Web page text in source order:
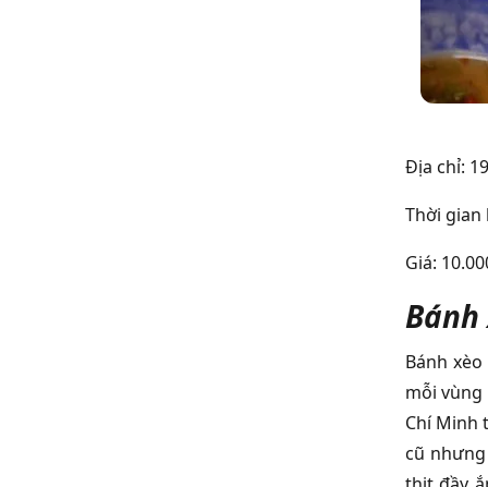
Địa chỉ:
Thời gian
Giá:
Bánh
Bánh
mỗi
Chí Minh
cũ